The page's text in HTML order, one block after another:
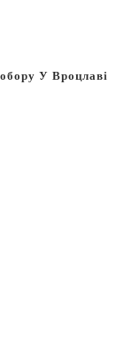
У Вроцлаві